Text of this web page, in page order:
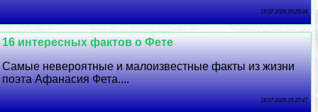
19 07 2026 20:29:34
16 интересных фактов о Фете
Самые невероятные и малоизвестные факты из жизни
поэта Афанасия Фета....
18 07 2026 15:37:47